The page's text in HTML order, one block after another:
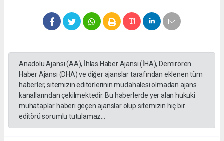
Anadolu Ajansı (AA), İhlas Haber Ajansı (İHA), Demirören
Haber Ajansı (DHA) ve diğer ajanslar tarafından eklenen tüm
haberler, sitemizin editörlerinin müdahalesi olmadan ajans
kanallarından çekilmektedir. Bu haberlerde yer alan hukuki
muhataplar haberi geçen ajanslar olup sitemizin hiç bir
editörü sorumlu tutulamaz...